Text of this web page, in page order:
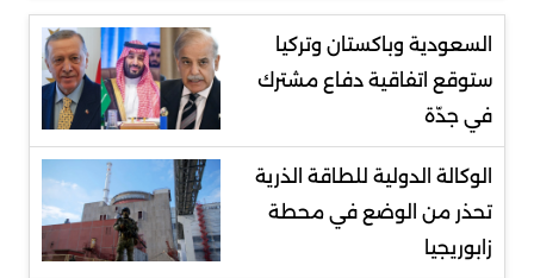
السعودية وباكستان وتركيا
ستوقع اتفاقية دفاع مشترك
في جدّة
الوكالة الدولية للطاقة الذرية
تحذر من الوضع في محطة
زابوريجيا